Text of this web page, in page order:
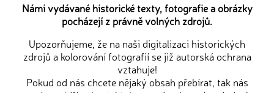
Námi vydávané historické texty, fotografie a obrázky
pocházejí z právně volných zdrojů.
Upozorňujeme, že na naši digitalizaci historických
zdrojů a kolorování fotografií se již autorská ochrana
vztahuje!
Pokud od nás chcete nějaký obsah přebírat, tak nás